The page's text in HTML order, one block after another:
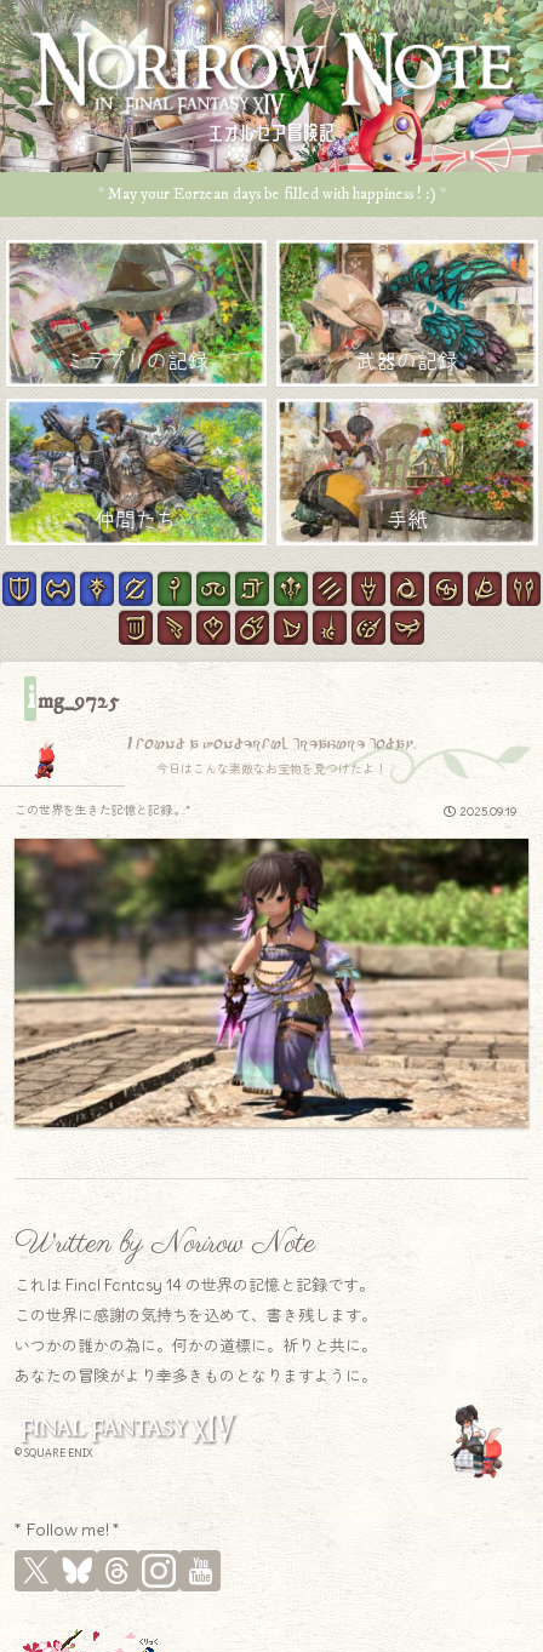
エオルゼア冒険記
* May your Eorzean days be filled with happiness ! :) *
ミラプリの記録 武器の記録
仲間たち 手紙
img_9725
I found a wonderful treasure today.
今日はこんな素敵なお宝物を見つけたよ！
2025.09.19
この世界を生きた記憶と記録.｡.:*
Written by Norirow Note
これは Final Fantasy 14 の世界の記憶と記録です。
この世界に感謝の気持ちを込めて、書き残します。
いつかの誰かの為に。何かの道標に。祈りと共に。
あなたの冒険がより幸多きものとなりますように。
© SQUARE ENIX
* Follow me! *